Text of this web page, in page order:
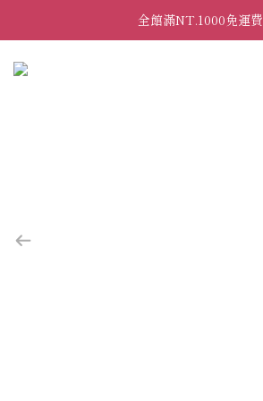
全館滿NT.1000免運費